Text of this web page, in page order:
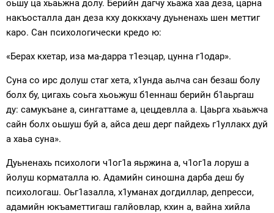
оьшу ца хьаьжна долу. Берийн дагчу хьажа хаа деза, царна
накъосталла дан деза кху доккхачу дуьненахь шен меттиг
каро. Сан психологически кредо ю:
«Берах кхетар, иза ма-дарра т1еэцар, цунна г1одар».
Суна со ирс долуш стаг хета, х1унда аьлча сан безаш болу
болх бу, цигахь соьга хьоьжуш б1еннаш берийн б1аьргаш
ду: самукъане а, сингаттаме а, цецдевлла а. Цаьрга хьаьжча
сайн болх оьшуш буй а, айса деш дерг пайдехь г1уллакх дуй
а хаьа суна».
Дуьненахь психологи ч1ог1а яьржина а, ч1ог1а лоруш а
йолуш корматалла ю. Адамийн синошна дарба деш бу
психологаш. Оьг1азалла, х1уманах догдиллар, депресси,
адамийн юкъаметтигаш галйовлар, кхин а, вайна хийла